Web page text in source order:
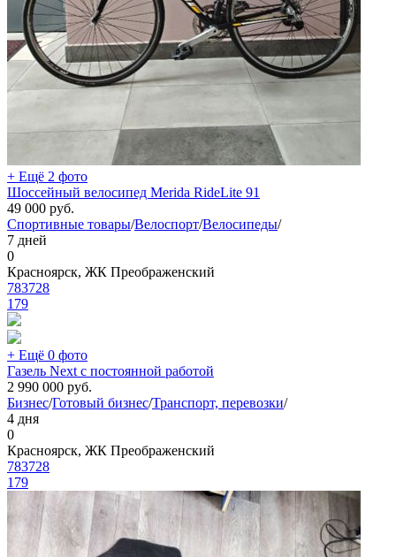
+ Ещё 2 фото
Шоссейный велосипед Merida RideLite 91
49 000 руб.
Спортивные товары/Велоспорт/Велосипеды/
7 дней
0
Красноярск, ЖК Преображенский
783728
179
+ Ещё 0 фото
Газель Next с постоянной работой
2 990 000 руб.
Бизнес/Готовый бизнес/Транспорт, перевозки/
4 дня
0
Красноярск, ЖК Преображенский
783728
179